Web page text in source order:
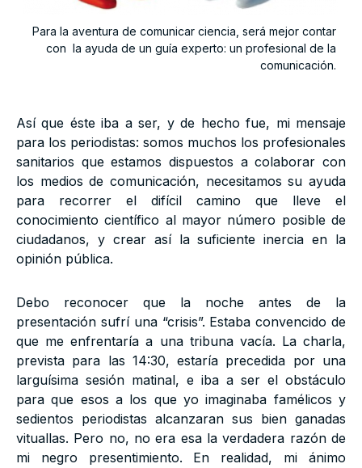
Para la aventura de comunicar ciencia, será mejor contar
con la ayuda de un guía experto: un profesional de la
comunicación.
Así que éste iba a ser, y de hecho fue, mi mensaje
para los periodistas: somos muchos los profesionales
sanitarios que estamos dispuestos a colaborar con
los medios de comunicación, necesitamos su ayuda
para recorrer el difícil camino que lleve el
conocimiento científico al mayor número posible de
ciudadanos, y crear así la suficiente inercia en la
opinión pública.
Debo reconocer que la noche antes de la
presentación sufrí una “crisis”. Estaba convencido de
que me enfrentaría a una tribuna vacía. La charla,
prevista para las 14:30, estaría precedida por una
larguísima sesión matinal, e iba a ser el obstáculo
para que esos a los que yo imaginaba famélicos y
sedientos periodistas alcanzaran sus bien ganadas
vituallas. Pero no, no era esa la verdadera razón de
mi negro presentimiento. En realidad, mi ánimo